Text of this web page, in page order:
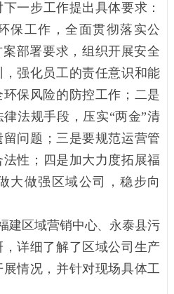
下一步工作提出具体要求：
保工作，全面贯彻落实公
部署要求，组织开展安全
强化员工的责任意识和能
保风险的防控工作；二是
律法规手段，压实“两金”清
留问题；三是要规范运营管
性；四是加大力度拓展福
大做强区域公司，稳步向
建区域营销中心、永泰县污
详细了解了区域公司生产
情况，并针对现场具体工